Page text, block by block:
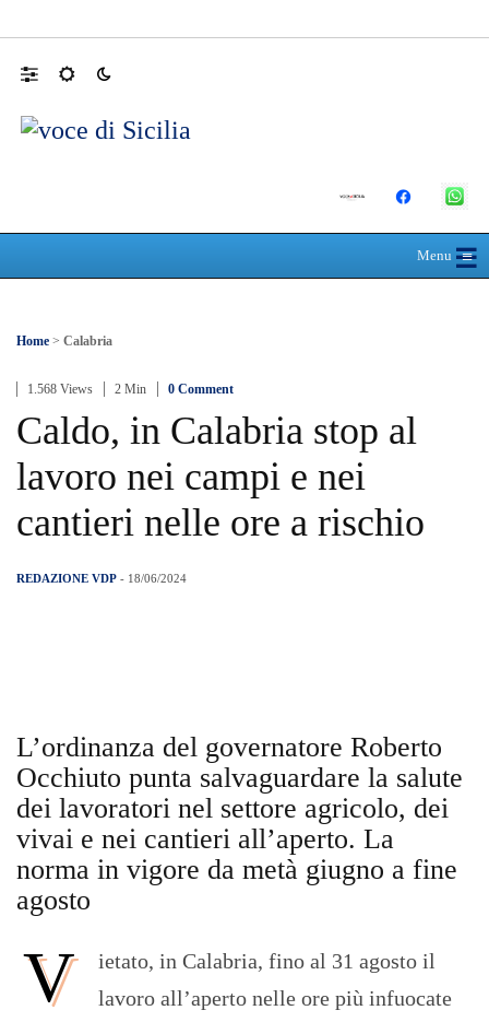
Menu≡
☰
Home > Calabria
1.568 Views 2 Min 0 Comment
Caldo, in Calabria stop al
lavoro nei campi e nei
cantieri nelle ore a rischio
REDAZIONE VDP - 18/06/2024
L’ordinanza del governatore Roberto
Occhiuto punta salvaguardare la salute
dei lavoratori nel settore agricolo, dei
vivai e nei cantieri all’aperto. La
norma in vigore da metà giugno a fine
agosto
V
ietato, in Calabria, fino al 31 agosto il
lavoro all’aperto nelle ore più infuocate